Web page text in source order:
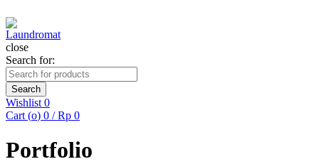
close
Search for:
Search
Wishlist 0
Cart (o) 0 / Rp 0
Portfolio